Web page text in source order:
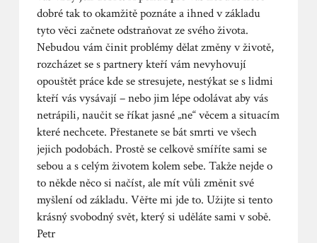
dobré tak to okamžitě poznáte a ihned v základu
tyto věci začnete odstraňovat ze svého života.
Nebudou vám činit problémy dělat změny v životě,
rozcházet se s partnery kteří vám nevyhovují
opouštět práce kde se stresujete, nestýkat se s lidmi
kteří vás vysávají – nebo jim lépe odolávat aby vás
netrápili, naučit se říkat jasné „ne“ věcem a situacím
které nechcete. Přestanete se bát smrti ve všech
jejich podobách. Prostě se celkově smíříte sami se
sebou a s celým životem kolem sebe. Takže nejde o
to někde něco si načíst, ale mít vůli změnit své
myšlení od základu. Věřte mi jde to. Užijte si tento
krásný svobodný svět, který si uděláte sami v sobě.
Petr